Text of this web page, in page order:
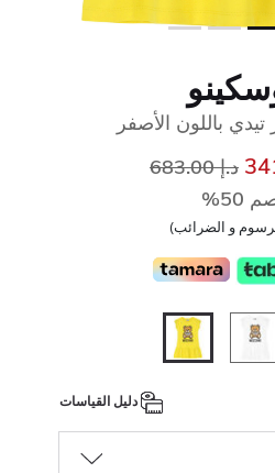
باللون الأصفر
سعر مخفض مند.إ 683.00
و الضرائب)